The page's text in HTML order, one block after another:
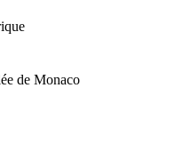
de Monaco